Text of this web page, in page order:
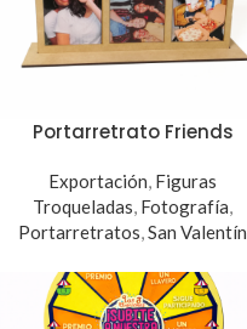
Portarretrato Friends
Exportación, Figuras
Troqueladas, Fotografía,
Portarretratos,San Valentín